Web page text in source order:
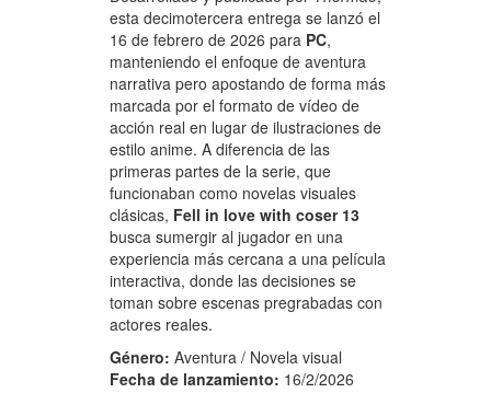
esta decimotercera entrega se lanzó el
16 de febrero de 2026 para PC,
manteniendo el enfoque de aventura
narrativa pero apostando de forma más
marcada por el formato de vídeo de
acción real en lugar de ilustraciones de
estilo anime. A diferencia de las
primeras partes de la serie, que
funcionaban como novelas visuales
clásicas, Fell in love with coser 13
busca sumergir al jugador en una
experiencia más cercana a una película
interactiva, donde las decisiones se
toman sobre escenas pregrabadas con
actores reales.
Género: Aventura / Novela visual
Fecha de lanzamiento: 16/2/2026